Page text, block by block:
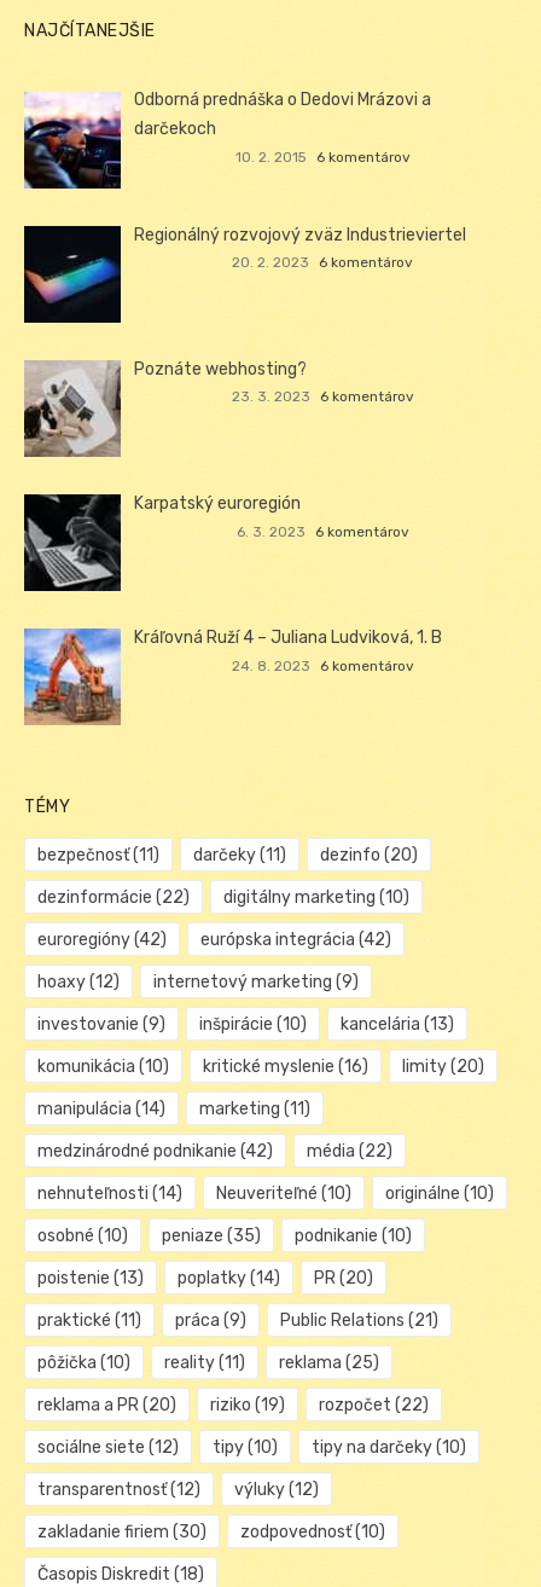
NAJČÍTANEJŠIE
Odborná prednáška o Dedovi Mrázovi a
darčekoch
10. 2. 2015 6 komentárov
Regionálný rozvojový zväz Industrieviertel
20. 2. 2023 6 komentárov
Poznáte webhosting?
23. 3. 2023 6 komentárov
Karpatský euroregión
6. 3. 2023 6 komentárov
Kráľovná Ruží 4 – Juliana Ludviková, 1. B
24. 8. 2023 6 komentárov
TÉMY
bezpečnosť(11) darčeky(11) dezinfo (20)
dezinformácie (22) digitálny marketing (10)
euroregióny(42) európska integrácia (42)
hoaxy(12) internetový marketing (9)
investovanie (9) inšpirácie (10) kancelária (13)
komunikácia (10) kritické myslenie (16) limity(20)
manipulácia (14) marketing (11)
medzinárodné podnikanie (42) média (22)
nehnuteľnosti (14) Neuveriteľné (10) originálne (10)
osobné (10) peniaze (35) podnikanie (10)
poistenie (13) poplatky(14) PR(20)
praktické (11) práca (9) Public Relations (21)
pôžička (10) reality(11) reklama (25)
reklama a PR(20) riziko (19) rozpočet (22)
sociálne siete (12) tipy(10) tipy na darčeky(10)
transparentnosť(12) výluky(12)
zakladanie firiem (30) zodpovednosť(10)
Časopis Diskredit (18)